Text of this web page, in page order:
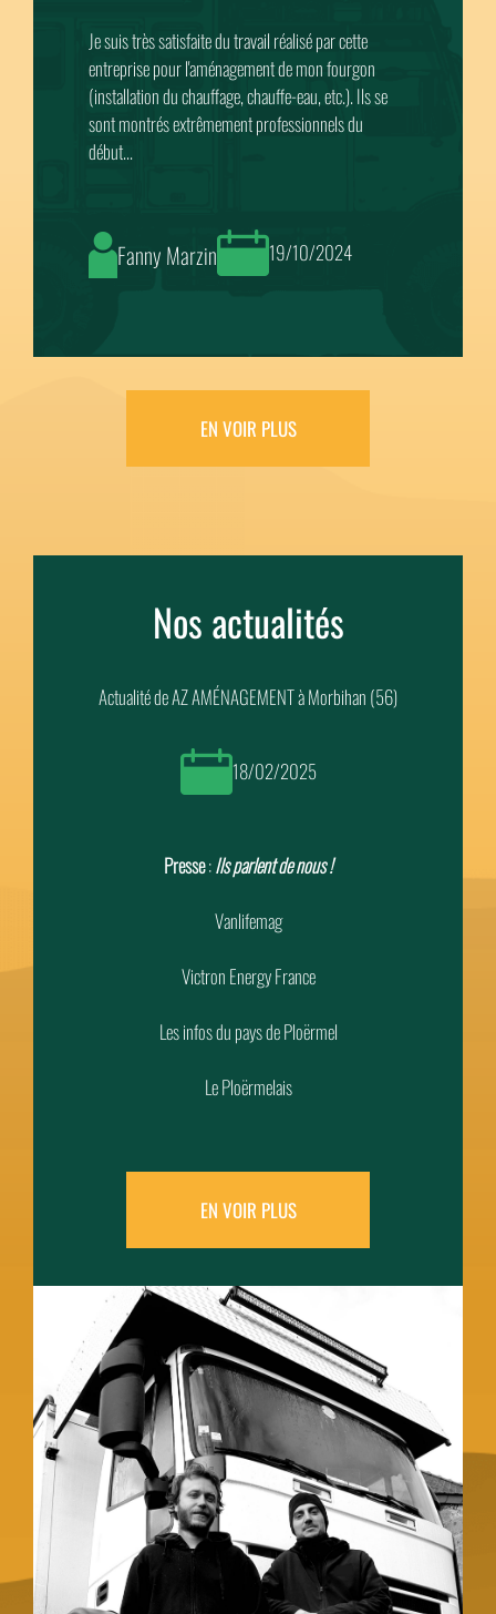
Une équipe de professionnels très compétente, avec
des conseils sans limites. Ils ont fait sur mon IVECO
STRALISS l’installation complète des panneaux
solaires, réseau électrique en victron, gaz, eau...
Lionel 12/10/2024
EN VOIR PLUS
Nos actualités
Actualité de AZ AMÉNAGEMENT à Morbihan (56)
18/02/2025
Presse:Ils parlent de nous !
Vanlifemag
Victron Energy France
Les infos du pays de Ploërmel
Le Ploërmelais
EN VOIR PLUS